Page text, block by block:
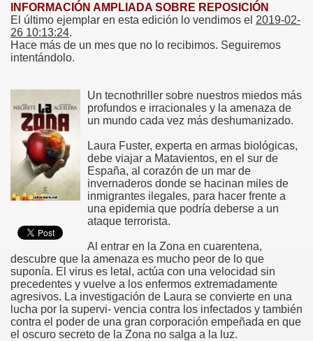
INFORMACIÓN AMPLIADA SOBRE REPOSICIÓN
El último ejemplar en esta edición lo vendimos el 2019-02-
26 10:13:24.
Hace más de un mes que no lo recibimos. Seguiremos
intentándolo.
Un tecnothriller sobre nuestros miedos más
profundos e irracionales y la amenaza de
un mundo cada vez más deshumanizado.
Laura Fuster, experta en armas biológicas,
debe viajar a Matavientos, en el sur de
España, al corazón de un mar de
invernaderos donde se hacinan miles de
inmigrantes ilegales, para hacer frente a
una epidemia que podría deberse a un
ataque terrorista.
Al entrar en la Zona en cuarentena,
descubre que la amenaza es mucho peor de lo que
suponía. El virus es letal, actúa con una velocidad sin
precedentes y vuelve a los enfermos extremadamente
agresivos. La investigación de Laura se convierte en una
lucha por la supervi- vencia contra los infectados y también
contra el poder de una gran corporación empeñada en que
el oscuro secreto de la Zona no salga a la luz.